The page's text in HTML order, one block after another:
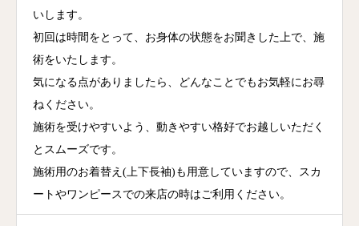
いします。
初回は時間をとって、お身体の状態をお聞きした上で、施
術をいたします。
気になる点がありましたら、どんなことでもお気軽にお尋
ねください。
施術を受けやすいよう、動きやすい格好でお越しいただく
とスムーズです。
施術用のお着替え(上下長袖)も用意していますので、スカ
ートやワンピースでの来店の時はご利用ください。